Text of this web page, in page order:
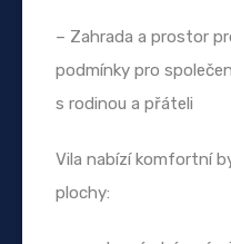
– Zahrada a prostor
podmínky pro
s rodinou a přáteli
Vila nabízí komfortní
plochy: